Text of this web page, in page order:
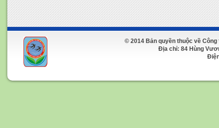
© 2014 Bản quyền thuộc về
Địa chỉ: 84 Hùng Vương
Điện